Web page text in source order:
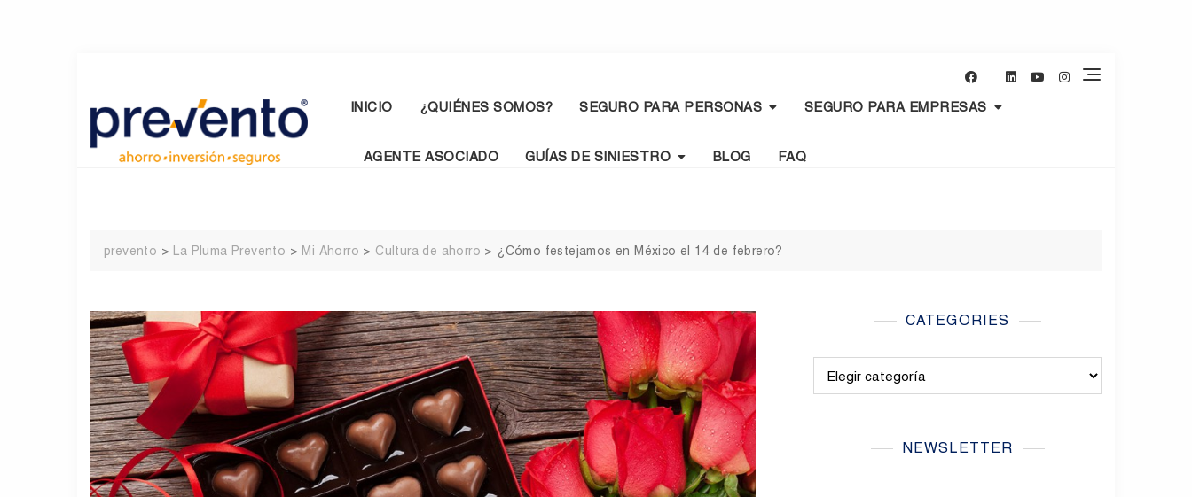
content
INICIO ¿QUIÉNES SOMOS? SEGURO PARA PERSONAS SEGURO PARA EMPRESAS
AGENTE ASOCIADO GUÍAS DE SINIESTRO BLOG FAQ
prevento > La Pluma Prevento > Mi Ahorro > Cultura de ahorro > ¿Cómo festejamos en México el 14 de febrero?
CATEGORIES
NEWSLETTER